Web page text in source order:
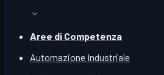
Aree di Competenza
Automazione Industriale